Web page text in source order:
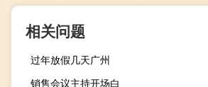
相关问题
过年放假几天广州
销售会议主持开场白